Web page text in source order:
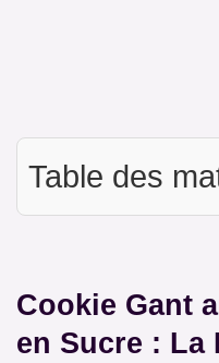
Table des
Cookie Gant
en Sucre : La